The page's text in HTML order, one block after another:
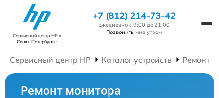
Сервисный центр HPв
Санкт-Петербурге
+7 (812) 214-73-42
Ежедневно с 9:00 до 21:00
Позвонить мне утром
Сервисный центр HP Каталог устройств Ремонт
Ремонт монитора